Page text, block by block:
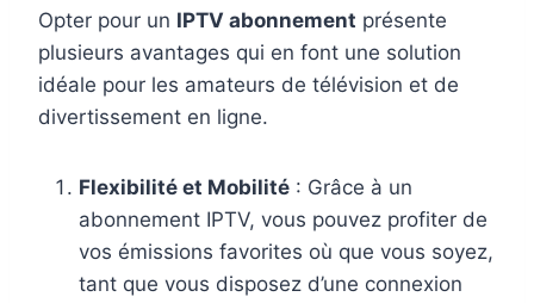
Opter pour un IPTV abonnement présente
plusieurs avantages qui en font une solution
idéale pour les amateurs de télévision et de
divertissement en ligne.
Flexibilité et Mobilité : Grâce à un
abonnement IPTV, vous pouvez profiter de
vos émissions favorites où que vous soyez,
tant que vous disposez d’une connexion